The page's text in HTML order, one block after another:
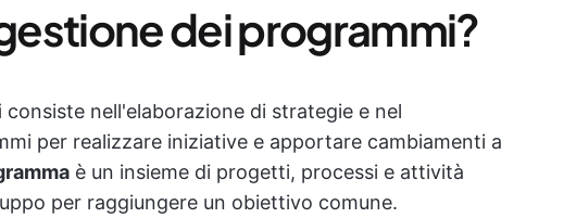
dei programmi?
consiste nell'elaborazione di strategie e nel
per realizzare iniziative e apportare cambiamenti a
è un insieme di progetti, processi e attività
per raggiungere un obiettivo comune.